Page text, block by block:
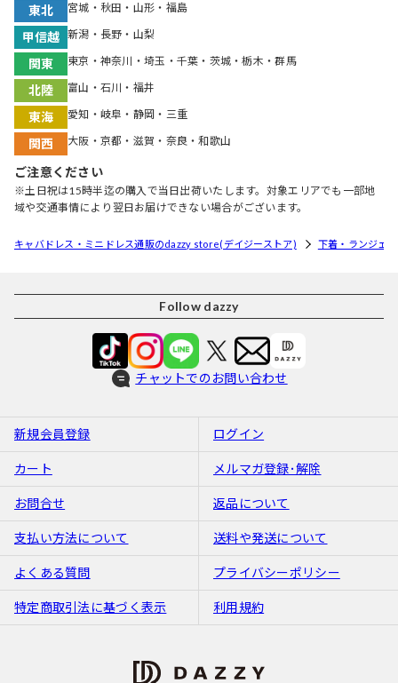
東北 宮城・秋田・山形・福島
甲信越 新潟・長野・山梨
関東 東京・神奈川・埼玉・千葉・茨城・栃木・群馬
北陸 富山・石川・福井
東海 愛知・岐阜・静岡・三重
関西 大阪・京都・滋賀・奈良・和歌山
ご注意ください
※土日祝は15時半迄の購入で当日出荷いたします。対象エリアでも一部地
域や交通事情により翌日お届けできない場合がございます。
キャバドレス・ミニドレス通販のdazzy store(デイジーストア) 下着・ランジェ
Follow dazzy
チャットでのお問い合わせ
新規会員登録 ログイン
カート メルマガ登録･解除
お問合せ 返品について
支払い方法について 送料や発送について
よくある質問 プライバシーポリシー
特定商取引法に基づく表示 利用規約